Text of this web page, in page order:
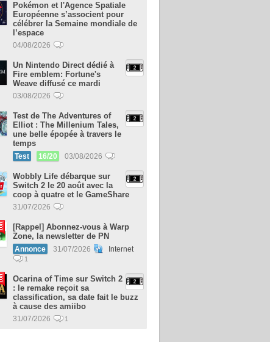
Pokémon et l'Agence Spatiale
Européenne s’associent pour
célébrer la Semaine mondiale de
l’espace
04/08/2026
Un Nintendo Direct dédié à
Fire emblem: Fortune's
Weave diffusé ce mardi
03/08/2026
Test de The Adventures of
Elliot : The Millenium Tales,
une belle épopée à travers le
temps
Test 16/20 03/08/2026
Wobbly Life débarque sur
Switch 2 le 20 août avec la
coop à quatre et le GameShare
31/07/2026
[Rappel] Abonnez-vous à Warp
Zone, la newsletter de PN
Annonce 31/07/2026 Internet
1
Ocarina of Time sur Switch 2
: le remake reçoit sa
classification, sa date fait le buzz
à cause des amiibo
31/07/2026 1